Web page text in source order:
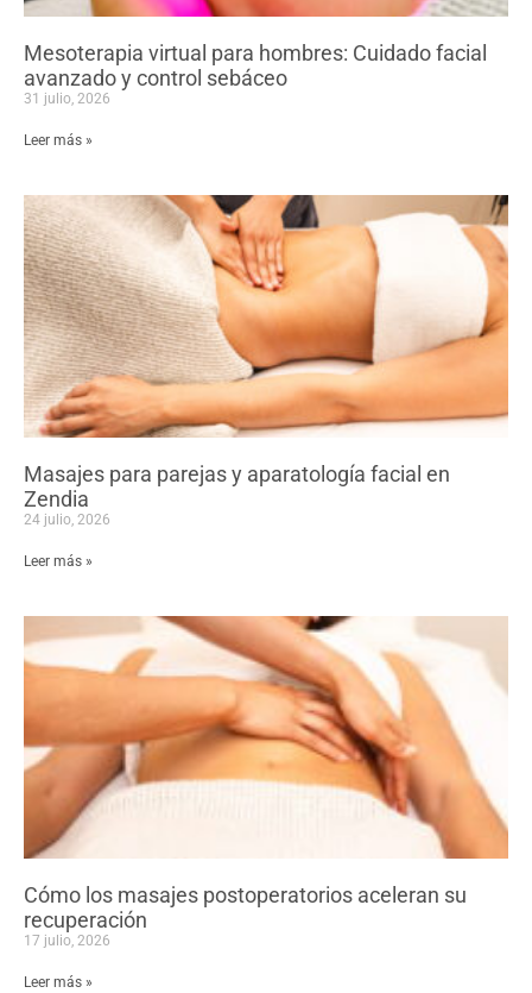
Mesoterapia virtual para hombres: Cuidado facial
avanzado y control sebáceo
31 julio, 2026
Leer más »
Masajes para parejas y aparatología facial en
Zendia
24 julio, 2026
Leer más »
Cómo los masajes postoperatorios aceleran su
recuperación
17 julio, 2026
Leer más »